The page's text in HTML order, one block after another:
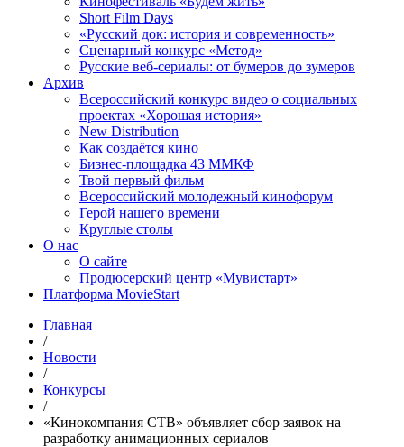
Short Film Days
«Русский док: история и современность»
Сценарный конкурс «Метод»
Русские веб-сериалы: от бумеров до зумеров
Архив
Всероссийский конкурс видео о социальных
проектах «Хорошая история»
New Distribution
Как создаётся кино
Бизнес-площадка 43 ММКФ
Твой первый фильм
Всероссийский молодежный кинофорум
Герой нашего времени
Круглые столы
О нас
О сайте
Продюсерский центр «Мувистарт»
Платформа MovieStart
Главная
/
Новости
/
Конкурсы
/
«Кинокомпания СТВ» объявляет сбор заявок на
разработку анимационных сериалов